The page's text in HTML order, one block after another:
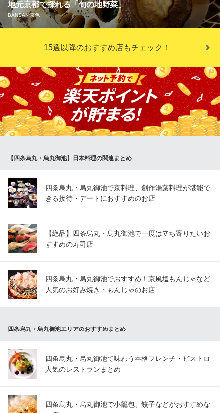
酒場きのはち 四条烏丸
大人の創作和食居酒屋
地元京都で採れる「旬の地野菜」
BANSAN 京色
料理人の確かな目利きにて、みずみずしい旬の地野菜に京野菜も
仕入れております。華やかな彩りと、甘みが際立つ野菜は、当店
BANSAN 京色
京赤地鶏と新鮮素材料理
阪急京都線烏丸駅 徒歩5分
京都府京都市中京区柳馬場四条上ル瀬戸屋町473-1
15選以降のおすすめ店もチェック！
【四条烏丸・烏丸御池】日本料理の関連まとめ
四条烏丸・烏丸御池で京料理、創作湯葉料理が堪能で
きる接待・デートにおすすめのお店
【絶品】四条烏丸・烏丸御池で一度は立ち寄りたいお
すすめの寿司店
四条烏丸・烏丸御池でおすすめ！京風塩もんじゃなど
人気のお好み焼き・もんじゃのお店
四条烏丸・烏丸御池エリアのおすすめまとめ
四条烏丸・烏丸御池で味わう本格フレンチ・ビストロ
人気のレストランまとめ
四条烏丸・烏丸御池で小籠包、餃子などがおすすめな